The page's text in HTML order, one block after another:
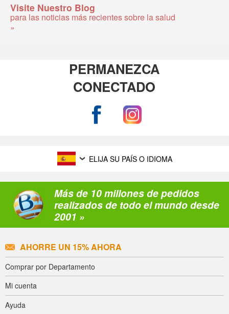
Visite Nuestro Blog
para las noticias más recientes sobre la salud
»
PERMANEZCA
CONECTADO
ELIJA SU PAÍS O IDIOMA
Más de 10 millones de pedidos
realizados de todo el mundo desde
2001 »
AHORRE UN 15% AHORA
Comprar por Departamento
Mi cuenta
Ayuda